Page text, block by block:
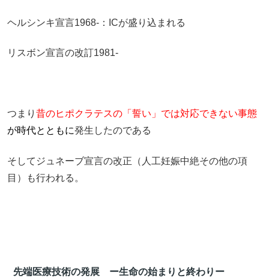
ヘルシンキ宣言1968-：ICが盛り込まれる
リスボン宣言の改訂1981-
つまり 昔のヒポクラテスの「誓い」では対応できない事態
が時代とともに発生したのである
そしてジュネーブ宣言の改正（人工妊娠中絶その他の項
目）も行われる。
先端医療技術の発展 ー生命の始まりと終わりー